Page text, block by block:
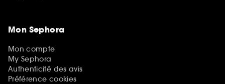
Mon Sephora
Mon compte
My Sephora
Authenticité des avis
Préférence cookies